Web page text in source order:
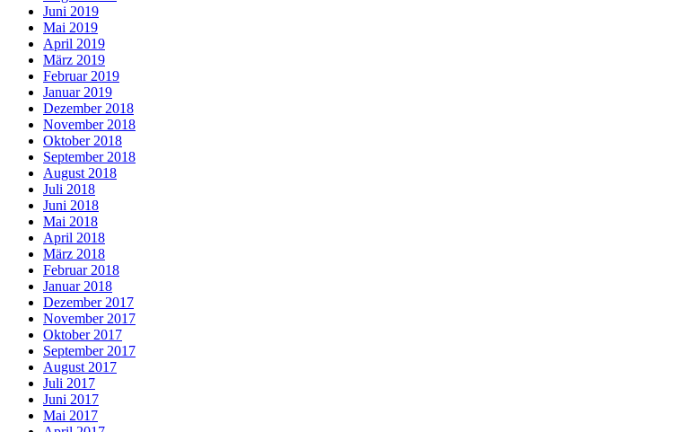
Juni 2019
Mai 2019
April 2019
März 2019
Februar 2019
Januar 2019
Dezember 2018
November 2018
Oktober 2018
September 2018
August 2018
Juli 2018
Juni 2018
Mai 2018
April 2018
März 2018
Februar 2018
Januar 2018
Dezember 2017
November 2017
Oktober 2017
September 2017
August 2017
Juli 2017
Juni 2017
Mai 2017